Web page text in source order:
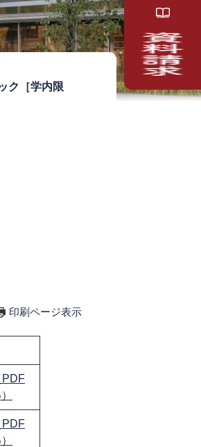
ク［学内限
印刷ページ表示
PDF
PDF